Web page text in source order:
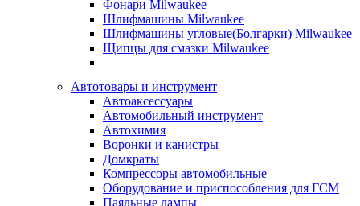
Фонари Milwaukee
Шлифмашины Milwaukee
Шлифмашины угловые(Болгарки) Milwaukee
Щипцы для смазки Milwaukee
Автотовары и инструмент
Автоаксессуары
Автомобильный инструмент
Автохимия
Воронки и канистры
Домкраты
Компрессоры автомобильные
Оборудование и приспособления для ГСМ
Паяльные лампы